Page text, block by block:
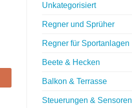
Unkategorisiert
Regner und Sprüher
Regner für Sportanlagen
Beete & Hecken
Balkon & Terrasse
Steuerungen & Sensoren